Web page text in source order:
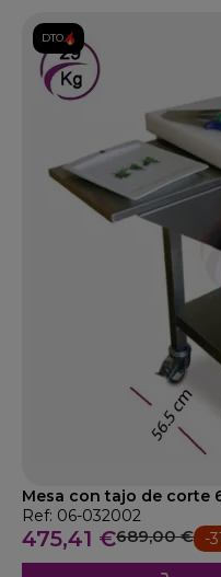
DTO.
Mesa con tajo de corte
Ref: 06-032002
475,41 €689,00 € -